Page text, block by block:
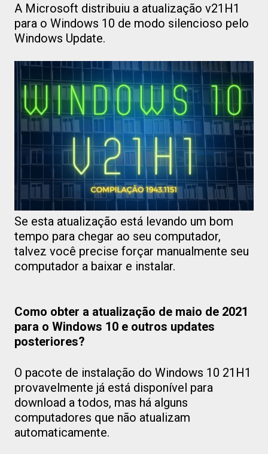
A Microsoft distribuiu a atualização v21H1
para o Windows 10 de modo silencioso pelo
Windows Update.
Se esta atualização está levando um bom
tempo para chegar ao seu computador,
talvez você precise forçar manualmente seu
computador a baixar e instalar.
Como obter a atualização de maio de 2021
para o Windows 10 e outros updates
posteriores?
O pacote de instalação do Windows 10 21H1
provavelmente já está disponível para
download a todos, mas há alguns
computadores que não atualizam
automaticamente.